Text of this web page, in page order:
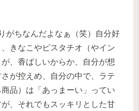
がちなんだよなぁ（笑）自分好
きなこやピスタチオ（やイン
、香ばしいからか、自分が想
が控えめ、自分の中で、ラテ
商品）は「あっまーい」ってい
、それでもスッキリとした甘